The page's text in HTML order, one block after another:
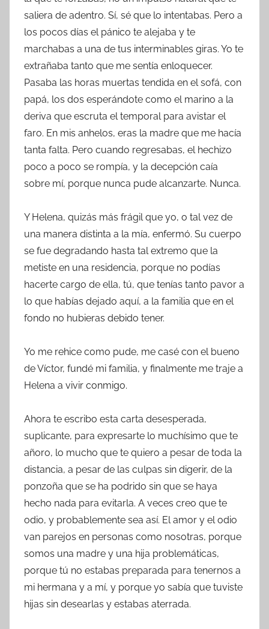
saliera de adentro. Sí, sé que lo intentabas. Pero a
los pocos días el pánico te alejaba y te
marchabas a una de tus interminables giras. Yo te
extrañaba tanto que me sentía enloquecer.
Pasaba las horas muertas tendida en el sofá, con
papá, los dos esperándote como el marino a la
deriva que escruta el temporal para avistar el
faro. En mis anhelos, eras la madre que me hacía
tanta falta. Pero cuando regresabas, el hechizo
poco a poco se rompía, y la decepción caía
sobre mí, porque nunca pude alcanzarte. Nunca.
Y Helena, quizás más frágil que yo, o tal vez de
una manera distinta a la mía, enfermó. Su cuerpo
se fue degradando hasta tal extremo que la
metiste en una residencia, porque no podías
hacerte cargo de ella, tú, que tenías tanto pavor a
lo que habías dejado aquí, a la familia que en el
fondo no hubieras debido tener.
Yo me rehice como pude, me casé con el bueno
de Víctor, fundé mi familia, y finalmente me traje a
Helena a vivir conmigo.
Ahora te escribo esta carta desesperada,
suplicante, para expresarte lo muchísimo que te
añoro, lo mucho que te quiero a pesar de toda la
distancia, a pesar de las culpas sin digerir, de la
ponzoña que se ha podrido sin que se haya
hecho nada para evitarla. A veces creo que te
odio, y probablemente sea así. El amor y el odio
van parejos en personas como nosotras, porque
somos una madre y una hija problemáticas,
porque tú no estabas preparada para tenernos a
mi hermana y a mí, y porque yo sabía que tuviste
hijas sin desearlas y estabas aterrada.